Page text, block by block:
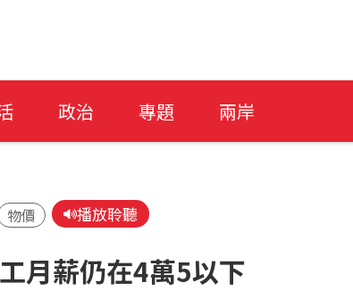
政治 專題 兩岸
物價 播放聆聽
月薪仍在4萬5以下